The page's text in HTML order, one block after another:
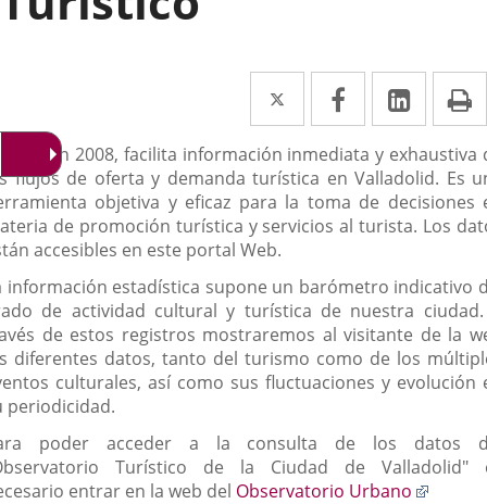
Twitter
Enlace
a
una
aplicación
externa.
Facebook
Enlace
a
una
aplicación
externa.
Enlace
a
una
en 2008, facilita información inmediata y exhaustiva
flujos de oferta y demanda turística en Valladolid. Es
objetiva y eficaz para la toma de decisiones
de promoción turística y servicios al turista. Los
accesibles en este portal Web.
información estadística supone un barómetro indicativo
de actividad cultural y turística de nuestra
de estos registros mostraremos al visitante de la
diferentes datos, tanto del turismo como de los
culturales, así como sus fluctuaciones y evolución
periodicidad.
poder acceder a la consulta de los datos
Turístico de la Ciudad de Valladolid"
entrar en la web del Observatorio Urbano